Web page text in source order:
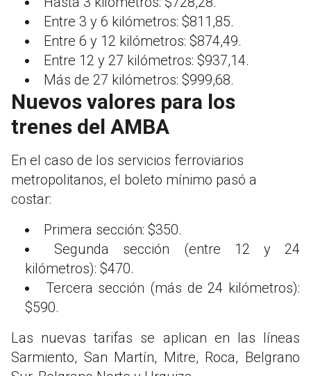
Entre 3 y 6 kilómetros: $811,85.
Entre 6 y 12 kilómetros: $874,49.
Entre 12 y 27 kilómetros: $937,14.
Más de 27 kilómetros: $999,68.
Nuevos valores para los
trenes del AMBA
En el caso de los servicios ferroviarios
metropolitanos, el boleto mínimo pasó a
costar:
Primera sección: $350.
Segunda sección (entre 12 y 24
kilómetros): $470.
Tercera sección (más de 24 kilómetros):
$590.
Las nuevas tarifas se aplican en las líneas
Sarmiento, San Martín, Mitre, Roca, Belgrano